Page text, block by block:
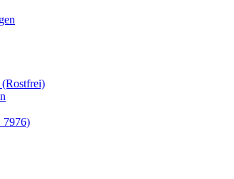
(Rostfrei)
7976)